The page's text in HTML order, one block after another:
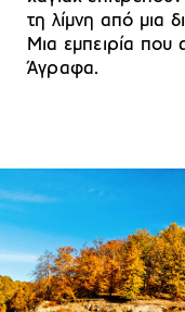
τη λίμνη από μια
Μια εμπειρία που
Άγραφα.